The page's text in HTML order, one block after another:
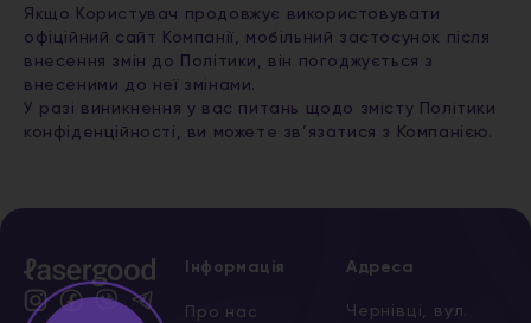
Якщо Користувач продовжує використовувати
офіційний сайт Компанії, мобільний застосунок після
внесення змін до Політики, він погоджується з
внесеними до неї змінами.
У разі виникнення у вас питань щодо змісту Політики
конфіденційності, ви можете зв’язатися з Компанією.
Інформація
Про нас
Адреса
Чернівці, вул.